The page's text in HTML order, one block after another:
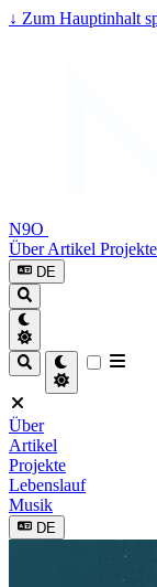
↓ Zum Hauptinhalt
N9O
ÜberArtikel Projekte
DE
Über
Artikel
Projekte
Lebenslauf
Musik
DE